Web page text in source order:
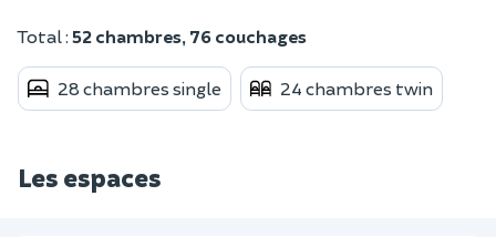
Total : 52 chambres, 76 couchages
28 chambres single 24 chambres twin
Les espaces